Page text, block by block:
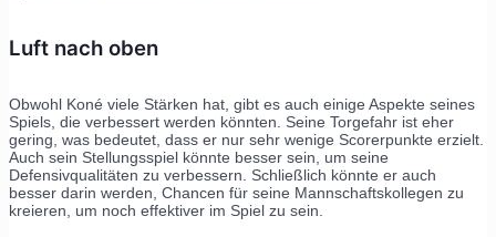
Luft nach oben
Obwohl Koné viele Stärken hat, gibt es auch einige Aspekte seines
Spiels, die verbessert werden könnten. Seine Torgefahr ist eher
gering, was bedeutet, dass er nur sehr wenige Scorerpunkte erzielt.
Auch sein Stellungsspiel könnte besser sein, um seine
Defensivqualitäten zu verbessern. Schließlich könnte er auch
besser darin werden, Chancen für seine Mannschaftskollegen zu
kreieren, um noch effektiver im Spiel zu sein.